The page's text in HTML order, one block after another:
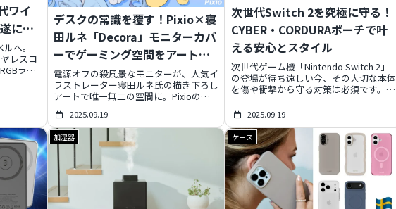
ワイ
に登
へ。
レスコ
ライ
ゲーマ
未体験の
う。
デスクの常識を覆す！Pixio×寝
田ルネ「Decora」モニターカバ
ーでゲーミング空間をアートに
変貌させよう
電源オフの殺風景なモニターが、人気イ
ラストレーター寝田ルネ氏の描き下ろし
アートで唯一無二の空間に。Pixioの
は、機能性とデザイン性を両立し、あな
たのゲーミングデスクを彩ります。今だ
けの限定セールや豪華キャンペーンも見
逃せません。
2025.09.19
次世代Switch 2を究極に守る！
CYBER・CORDURAポーチで叶
える安心とスタイル
次世代ゲーム機「Nintendo Switch 2」
の登場が待ち遠しい今、その大切な本体
を傷や衝撃から守る対策は必須です。本
年11月中旬に発売する『CYBER・
CORDURAポーチ（Switch2用）』を徹
底解説。高耐久素材CORDURA®による
圧倒的な保護力、ビジネスシーンにも馴
染むシックなデザイン、そして便利な収
納ポケットの魅力を深掘りし、あなたの
Switch 2ライフをより安心でスマートに
するための情報をお届けします。
2025.09.19
加湿器 ケース